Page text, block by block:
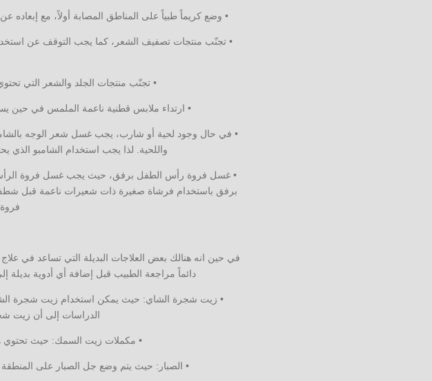
• وضع كريماً طبياً على المناطق المصابة أولاً، مع إبعاده
• تجنّب منتجات تصفيف الشعر، كما يجب التوقف عن
• تجنّب منتجات الجلد والشعر التي
• ارتداء ملابس قطنية ناعمة الملمس في حين
• في حال وجود لحية أو شارب، يجب غسل شعر الوجه
واللحية. لذا يجب استخدام الشامبو الذي يحتوي على 1٪ من الكيتوكونازول يومياً
• غسل فروة رأس الطفل برفق، حيث يجب غسل فروة الرأس
برفق باستخدام فرشاة صغيرة ذات شعيرات ناعمة قبل
في حين انه هنالك بعض العلاجات البديلة التي تساعد في
دائماً مراجعة الطبيب قبل إضافة أي أدوية بديلة
• زيت شجرة الشاي: حيث يمكن استخدام زيت شجرة
الدراسات إلى أن زيت
• مكملات زيت السمك: حيث تحتوي هذه
• الصبار: حيث يتم وضع جل الصبار على